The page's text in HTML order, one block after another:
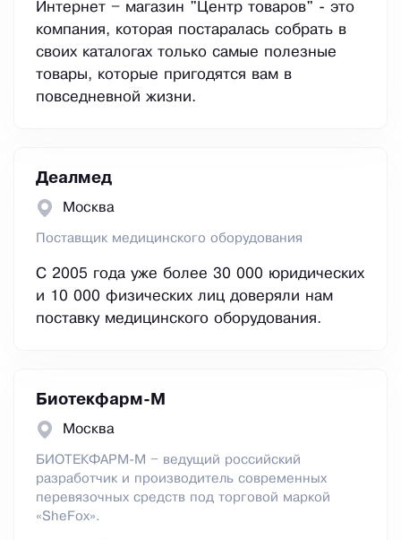
Интернет – магазин "Центр товаров" - это
компания, которая постаралась собрать в
своих каталогах только самые полезные
товары, которые пригодятся вам в
повседневной жизни.
Деалмед
Москва
Поставщик медицинского оборудования
С 2005 года уже более 30 000 юридических
и 10 000 физических лиц доверяли нам
поставку медицинского оборудования.
Биотекфарм-М
Москва
БИОТЕКФАРМ-М – ведущий российский
разработчик и производитель современных
перевязочных средств под торговой маркой
«SheFox».